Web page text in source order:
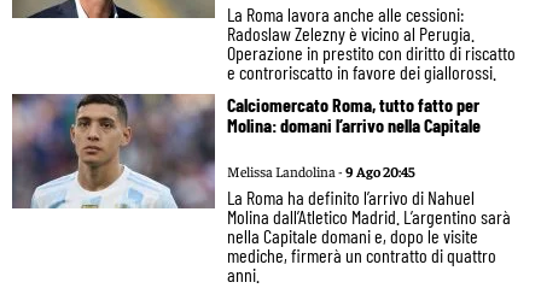
La Roma lavora anche alle cessioni:
Radoslaw Zelezny è vicino al Perugia.
Operazione in prestito con diritto di riscatto
e controriscatto in favore dei giallorossi.
Calciomercato Roma, tutto fatto per
Molina: domani l’arrivo nella Capitale
Melissa Landolina -9 Ago 20:45
La Roma ha definito l’arrivo di Nahuel
Molina dall’Atletico Madrid. L’argentino sarà
nella Capitale domani e, dopo le visite
mediche, firmerà un contratto di quattro
anni.